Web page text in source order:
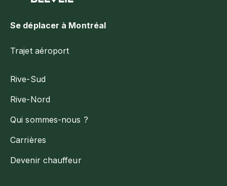
Se déplacer à Montréal
Trajet aéroport
Rive-Sud
Rive-Nord
Qui sommes-nous ?
Carrières
Devenir chauffeur